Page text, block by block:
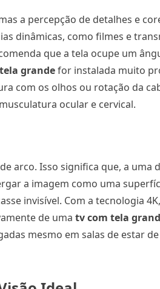
a percepção de detalhes e
dinâmicas, como filmes e
que a tela ocupe um
grandefor instalada muito
com os olhos ou rotação da
ocular e cervical.
arco. Isso significa que, a uma
a imagem como uma
invisível. Com a tecnologia
de uma tv com tela
mesmo em salas de estar